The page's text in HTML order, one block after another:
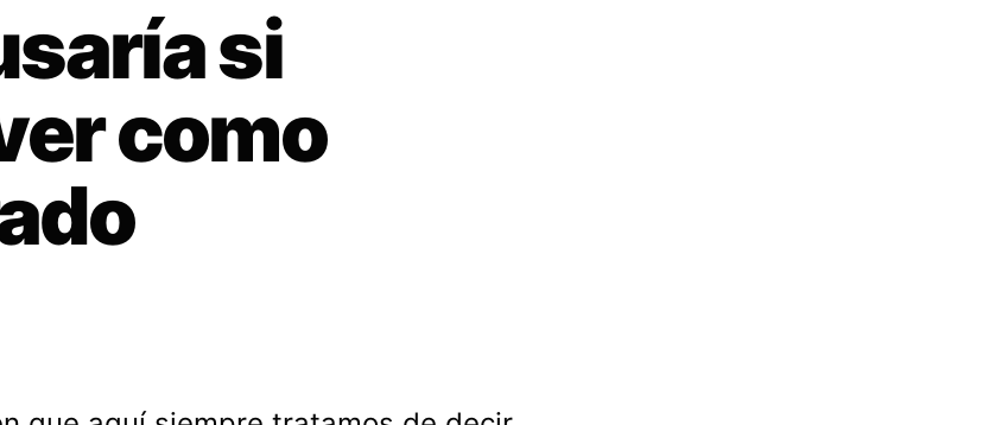
si
como